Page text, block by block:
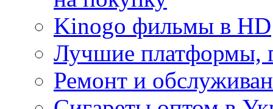
Kinogo фильмы в HD
Лучшие платформы,
Ремонт и